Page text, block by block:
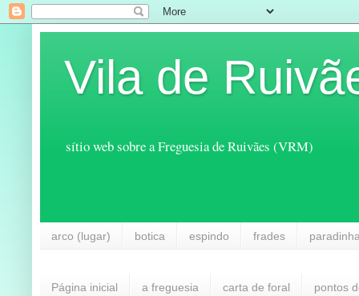
Vila de
sítio web sobre a Freguesia de Ruivães (VRM)
arco (lugar) botica espindo frades
Página inicial a freguesia carta de foral pontos